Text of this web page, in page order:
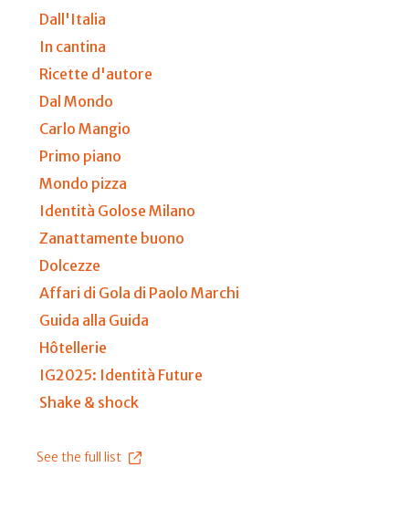
Dall'Italia
In cantina
Ricette d'autore
Dal Mondo
Carlo Mangio
Primo piano
Mondo pizza
Identità Golose Milano
Zanattamente buono
Dolcezze
Affari di Gola di Paolo Marchi
Guida alla Guida
Hôtellerie
IG2025: Identità Future
Shake & shock
See the full list